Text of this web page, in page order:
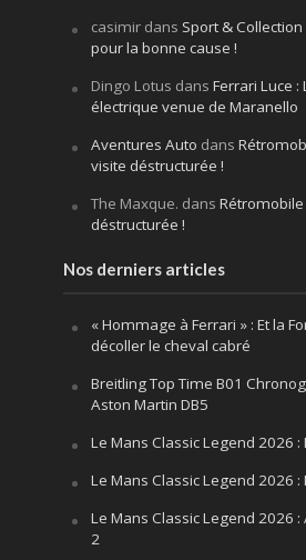
casimirdans Sport &
pour la bonne cause !
Dingo Lotus dans Ferrari Luce
électrique venue de Maranello
Aventures Auto dans
visite déstructurée !
The Maxque. dans
déstructurée !
Nos derniers articles
« Hommage à Ferrari » : Et la
décoller le cheval cabré
Breitling Top Time B01
Aston Martin DB5
Le Mans Classic Legend 2026 :
Le Mans Classic Legend 2026 :
Le Mans Classic Legend 2026 :
2